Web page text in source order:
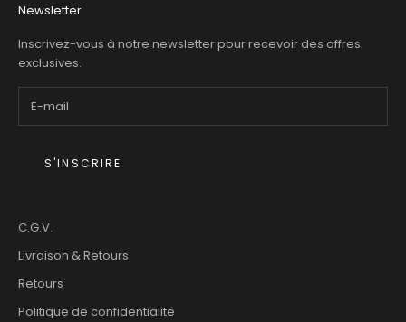
Newsletter
Inscrivez-vous à notre newsletter pour recevoir des offres
exclusives.
S'INSCRIRE
C.G.V.
Livraison & Retours
Retours
Politique de confidentialité